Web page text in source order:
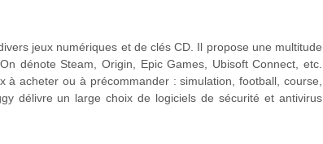
jeux numériques et de clés CD. Il propose une multitude
dénote Steam, Origin, Epic Games, Ubisoft Connect, etc.
à acheter ou à précommander : simulation, football, course,
délivre un large choix de logiciels de sécurité et antivirus